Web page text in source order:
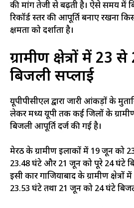
की मांग तेजी से बढ़ती है। ऐसे समय में
रिकॉर्ड स्तर की आपूर्ति बनाए रखना
क्षमता को दर्शाता है।
ग्रामीण क्षेत्रों में 23
बिजली सप्लाई
यूपीपीसीएल द्वारा जारी आंकड़ों के
लेकर मध्य यूपी तक कई जिलों के ग्रामीण
बिजली आपूर्ति दर्ज की गई है।
मेरठ के ग्रामीण इलाकों में 19 जून को
23.48 घंटे और 21 जून को पूरे 24 घंटे
इसी प्रकार गाजियाबाद के ग्रामीण
23.53 घंटे तथा 21 जून को 24 घंटे